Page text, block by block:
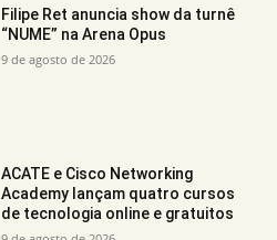
Filipe Ret anuncia show da turnê
“NUME” na Arena Opus
9 de agosto de 2026
ACATE e Cisco Networking
Academy lançam quatro cursos
de tecnologia online e gratuitos